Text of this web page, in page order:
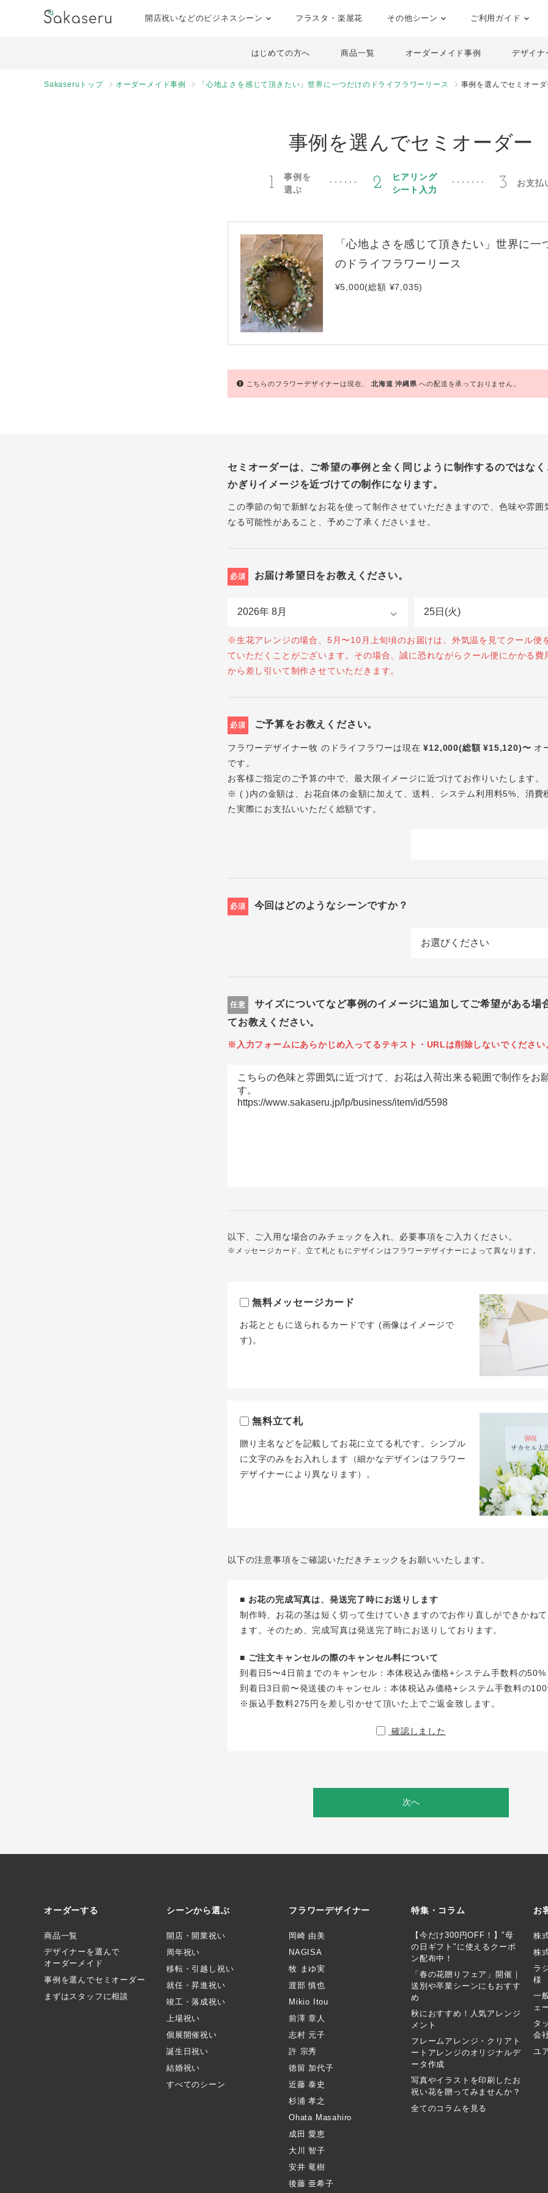
開店祝いなどのビジネスシーン フラスタ・楽屋花 その他シーン ご利用ガイド
はじめての方へ 商品一覧 オーダーメイド事例 デザイナ
Sakaseruトップ オーダーメイド事例 「心地よさを感じて頂きたい」世界に一つだけのドライフラワーリース 事例を選んでセミオー
事例を選んでセミオーダー
1
事例を
選ぶ
2
ヒアリング
シート入力
3 お支払
「心地よさを感じて頂きたい」世界に一
のドライフラワーリース
¥5,000(総額 ¥7,035)
こちらのフラワーデザイナーは現在、北海道沖縄県への配送を承っておりません。
セミオーダーは、ご希望の事例と全く同じように制作するのではな
かぎりイメージを近づけての制作になります。
この季節の旬で新鮮なお花を使って制作させていただきますので、色味や雰囲
なる可能性があること、予めご了承くださいませ。
必須 お届け希望日をお教えください。
※生花アレンジの場合、5月〜10月上旬頃のお届けは、外気温を見てクール便
ていただくことがございます。その場合、誠に恐れながらクール便にかかる費
から差し引いて制作させていただきます。
必須 ご予算をお教えください。
フラワーデザイナー牧 のドライフラワーは現在¥12,000(総額 ¥15,120)〜 オ
です。
お客様ご指定のご予算の中で、最大限イメージに近づけてお作りいたします。
※ ( )内の金額は、お花自体の金額に加えて、送料、システム利用料5%、消費
た実際にお支払いいただく総額です。
必須 今回はどのようなシーンですか？
任意
サイズについてなど事例のイメージに追加してご希望がある場
てお教えください。
※入力フォームにあらかじめ入ってるテキスト・URLは削除しないでください
以下、ご入用な場合のみチェックを入れ、必要事項をご入力ください。
※メッセージカード、立て札ともにデザインはフラワーデザイナーによって異なります。
無料メッセージカード
お花とともに送られるカードです (画像はイメージで
す)。
無料立て札
贈り主名などを記載してお花に立てる札です。シンプル
に文字のみをお入れします（細かなデザインはフラワー
デザイナーにより異なります）。
以下の注意事項をご確認いただきチェックをお願いいたします。
■ お花の完成写真は、発送完了時にお送りします
制作時、お花の茎は短く切って生けていきますのでお作り直しができかね
ます。そのため、完成写真は発送完了時にお送りしております。
■ ご注文キャンセルの際のキャンセル料について
到着日5〜4日前までのキャンセル：本体税込み価格+システム手数料の50%
到着日3日前〜発送後のキャンセル：本体税込み価格+システム手数料の
※振込手数料275円を差し引かせて頂いた上でご返金致します。
確認しました
次へ
オーダーする
商品一覧
デザイナーを選んで
オーダーメイド
事例を選んでセミオーダー
まずはスタッフに相談
シーンから選ぶ
開店・開業祝い
周年祝い
移転・引越し祝い
就任・昇進祝い
竣工・落成祝い
上場祝い
個展開催祝い
誕生日祝い
結婚祝い
すべてのシーン
フラワーデザイナー
岡崎 由美
NAGISA
牧 まゆ実
渡部 慎也
Mikio Itou
前澤 章人
志村 元子
許 宗秀
徳留 加代子
近藤 泰史
杉浦 孝之
Ohata Masahiro
成田 愛恵
大川 智子
安井 竜樹
後藤 亜希子
特集・コラム
【今だけ300円OFF！】"母
の日ギフト"に使えるクーポ
ン配布中！
「春の花贈りフェア」開催｜
送別や卒業シーンにもおすす
め
秋におすすめ！人気アレンジ
メント
フレームアレンジ・クリアト
ートアレンジのオリジナルデ
ータ作成
写真やイラストを印刷したお
祝い花を贈ってみませんか？
全てのコラムを見る
お
株
株
ラ
様
一
ェ
タ
会
ユ